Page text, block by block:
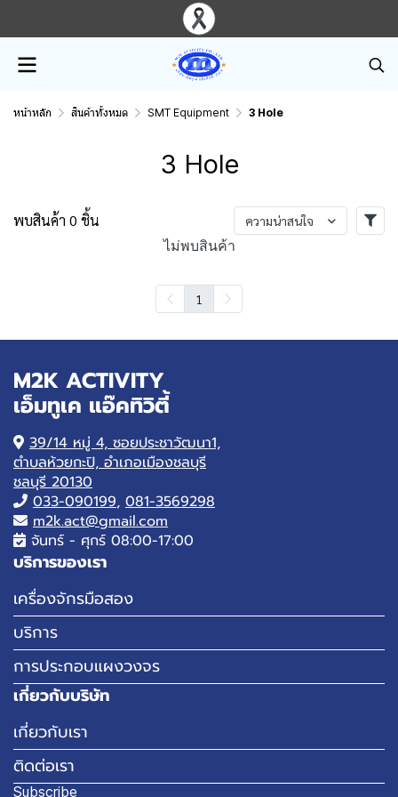
หน้าหลัก สินค้าทั้งหมด SMT Equipment 3 Hole
3 Hole
พบสินค้า 0 ชิ้น ความน่าสนใจ
ไม่พบสินค้า
1
M2K ACTIVITY
เอ็มทูเค แอ๊คทิวิตี้
39/14 หมู่ 4, ซอยประชาวัฒนา1,
ตำบลห้วยกะปิ, อำเภอเมืองชลบุรี
ชลบุรี 20130
033-090199, 081-3569298
m2k.act@gmail.com
จันทร์ - ศุกร์ 08:00-17:00
บริการของเรา
เครื่องจักรมือสอง
บริการ
การประกอบแผงวงจร
เกี่ยวกับบริษัท
เกี่ยวกับเรา
ติดต่อเรา
Subscribe